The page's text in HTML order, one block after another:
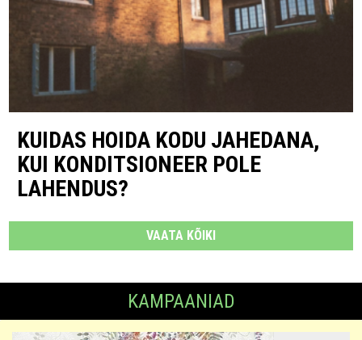
KUIDAS HOIDA KODU JAHEDANA,
KUI KONDITSIONEER POLE
LAHENDUS?
VAATA KÕIKI
KAMPAANIAD